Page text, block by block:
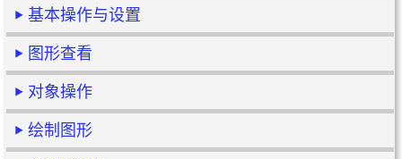
基本操作与设置
图形查看
对象操作
绘制图形